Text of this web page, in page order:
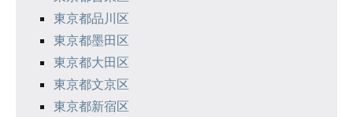
東京都品川区
東京都墨田区
東京都大田区
東京都文京区
東京都新宿区